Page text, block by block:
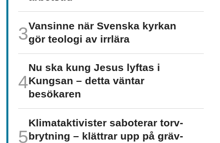
Vansinne när Svenska kyrkan
gör teologi av irrlära
Nu ska kung Jesus lyftas i
Kungsan – detta väntar
besökaren
Klimat­aktivister saboterar torv­
brytning – klättrar upp på gräv­